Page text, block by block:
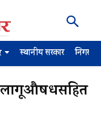
स्थानीय सरकार
लागूऔषधसहित